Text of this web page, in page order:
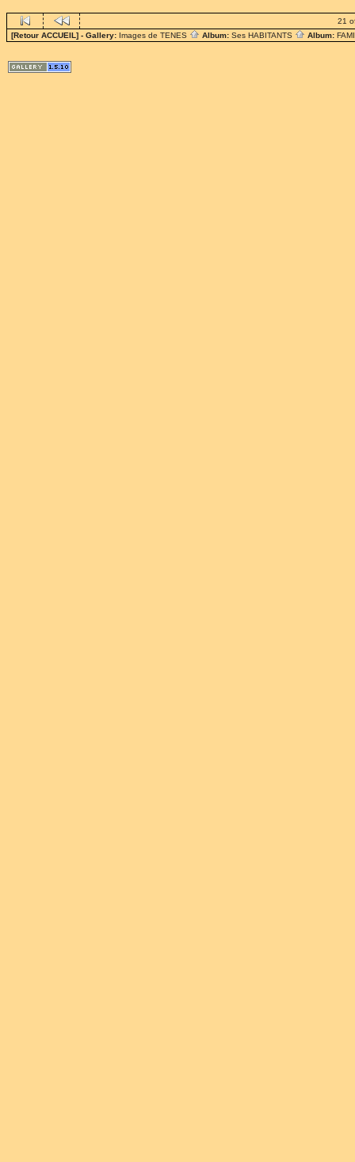
21
[Retour ACCUEIL] - Gallery: Images de TENES Album: Ses HABITANTS Album: